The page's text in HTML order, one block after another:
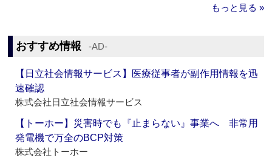
もっと見る »
おすすめ情報 ‐AD‐
【日立社会情報サービス】医療従事者が副作用情報を迅
速確認
株式会社日立社会情報サービス
【トーホー】災害時でも『止まらない』事業へ 非常用
発電機で万全のBCP対策
株式会社トーホー